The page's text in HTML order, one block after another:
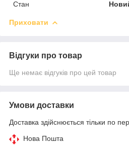
Стан
Приховати
Відгуки про товар
Ще немає відгуків про цей товар
Умови доставки
Доставка здійснюється тільки по
Нова Пошта